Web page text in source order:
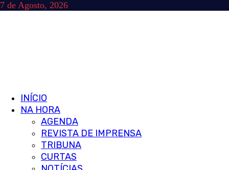
Skip
7 de Agosto, 2026
Primary
Menu
INÍCIO
NA HORA
AGENDA
REVISTA DE IMPRENSA
TRIBUNA
CURTAS